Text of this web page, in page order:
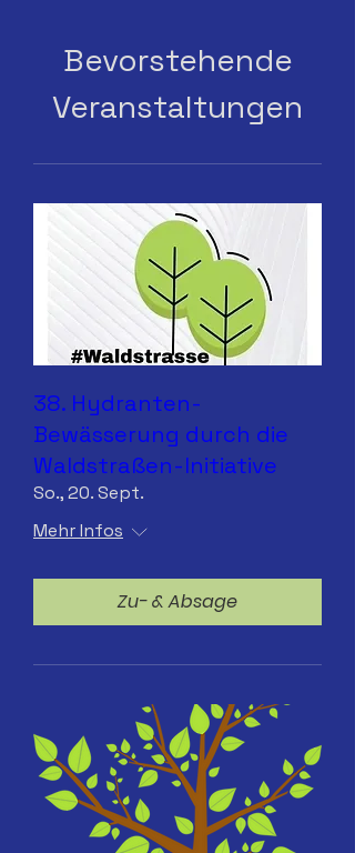
Bevorstehende
Veranstaltungen
38. Hydranten-
Bewässerung durch die
Waldstraßen-Initiative
So., 20. Sept.
Mehr Infos
Zu- & Absage